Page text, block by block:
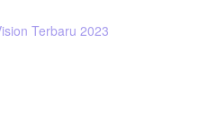
Terbaru 2023